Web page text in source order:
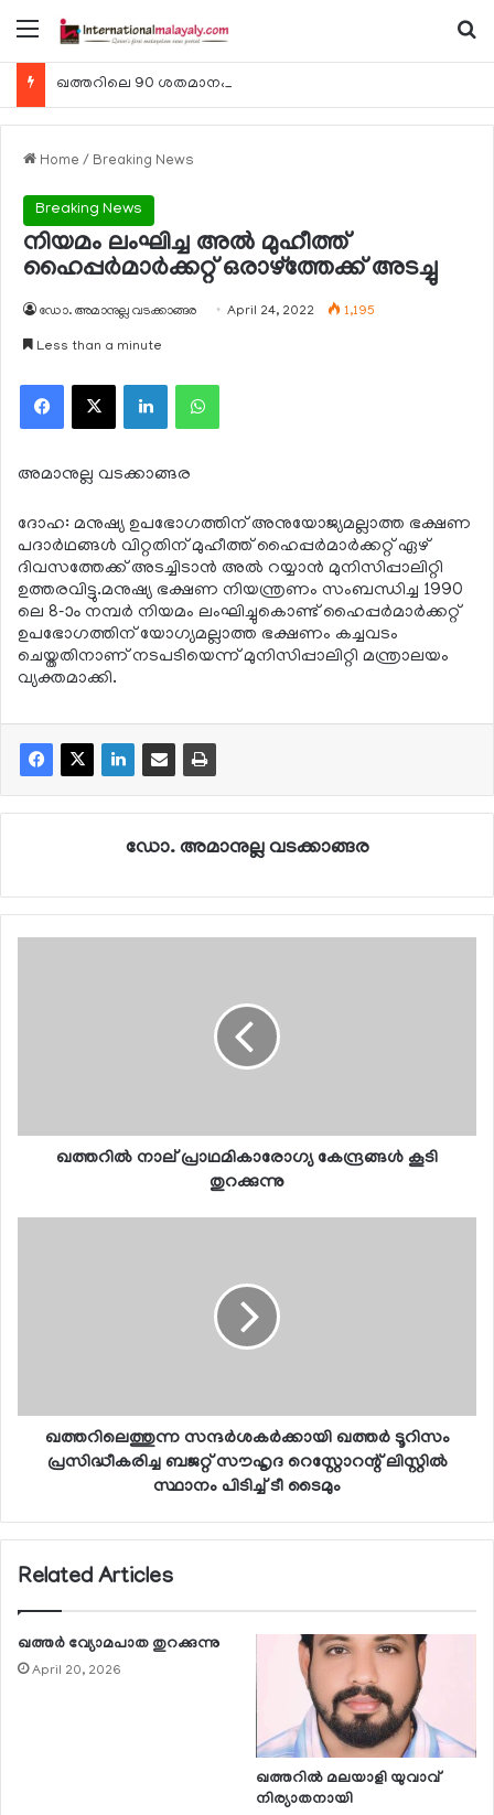
Menu
Home / Breaking News
Breaking News
നിയമം ലംഘിച്ച അല്‍ മുഹീത്ത്
ഹൈപ്പര്‍മാര്‍ക്കറ്റ് ഒരാഴ്‌ത്തേക്ക് അടച്ചു
ഡോ. അമാനുല്ല വടക്കാങ്ങര April 24, 2022 1,195
Less than a minute
Facebook
X LinkedInWhatsApp
അമാനുല്ല വടക്കാങ്ങര
ദോഹ: മനുഷ്യ ഉപഭോഗത്തിന് അനുയോജ്യമല്ലാത്ത ഭക്ഷണ
പദാര്‍ഥങ്ങള്‍ വിറ്റതിന് മുഹീത്ത് ഹൈപ്പര്‍മാര്‍ക്കറ്റ് ഏഴ്
ദിവസത്തേക്ക് അടച്ചിടാന്‍ അല്‍ റയ്യാന്‍ മുനിസിപ്പാലിറ്റി
ഉത്തരവിട്ടു.മനുഷ്യ ഭക്ഷണ നിയന്ത്രണം സംബന്ധിച്ച 1990
ലെ 8-ാം നമ്പര്‍ നിയമം ലംഘിച്ചുകൊണ്ട് ഹൈപ്പര്‍മാര്‍ക്കറ്റ്
ഉപഭോഗത്തിന് യോഗ്യമല്ലാത്ത ഭക്ഷണം കച്ചവടം
ചെയ്തതിനാണ് നടപടിയെന്ന് മുനിസിപ്പാലിറ്റി മന്ത്രാലയം
വ്യക്തമാക്കി.
ഡോ. അമാനുല്ല വടക്കാങ്ങര
ഖത്തറില്‍ നാല് പ്രാഥമികാരോഗ്യ കേന്ദ്രങ്ങള്‍ കൂടി
തുറക്കുന്നു
ഖത്തറിലെത്തുന്ന സന്ദര്‍ശകര്‍ക്കായി ഖത്തര്‍ ടൂറിസം
പ്രസിദ്ധീകരിച്ച ബജറ്റ് സൗഹൃദ റെസ്റ്റോറന്റ് ലിസ്റ്റില്‍
സ്ഥാനം പിടിച്ച് ടീ ടൈമും
Related Articles
ഖത്തര്‍ വ്യോമപാത തുറക്കുന്നു
April 20, 2026
ഖത്തറില്‍ മലയാളി യുവാവ്
നിര്യാതനായി